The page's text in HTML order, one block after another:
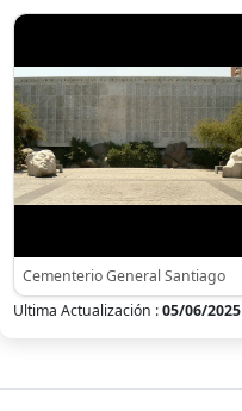
Cementerio General Santiago
Ultima Actualización :05/06/2025